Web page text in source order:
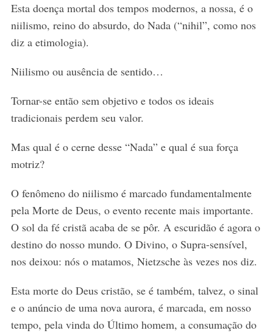
Esta doença mortal dos tempos modernos, a nossa, é o
niilismo, reino do absurdo, do Nada (“nihil”, como nos
diz a etimologia).
Niilismo ou ausência de sentido…
Tornar-se então sem objetivo e todos os ideais
tradicionais perdem seu valor.
Mas qual é o cerne desse “Nada” e qual é sua força
motriz?
O fenômeno do niilismo é marcado fundamentalmente
pela Morte de Deus, o evento recente mais importante.
O sol da fé cristã acaba de se pôr. A escuridão é agora o
destino do nosso mundo. O Divino, o Supra-sensível,
nos deixou: nós o matamos, Nietzsche às vezes nos diz.
Esta morte do Deus cristão, se é também, talvez, o sinal
e o anúncio de uma nova aurora, é marcada, em nosso
tempo, pela vinda do Último homem, a consumação do